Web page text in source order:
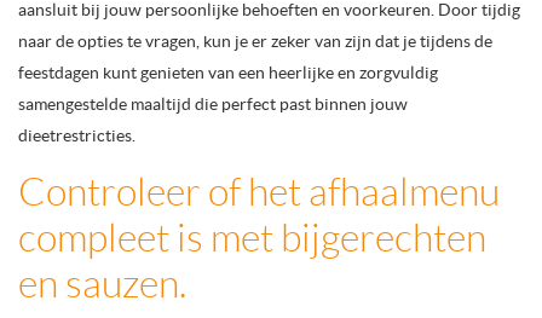
aansluit bij jouw persoonlijke behoeften en voorkeuren. Door tijdig
naar de opties te vragen, kun je er zeker van zijn dat je tijdens de
feestdagen kunt genieten van een heerlijke en zorgvuldig
samengestelde maaltijd die perfect past binnen jouw
dieetrestricties.
Controleer of het afhaalmenu
compleet is met bijgerechten
en sauzen.